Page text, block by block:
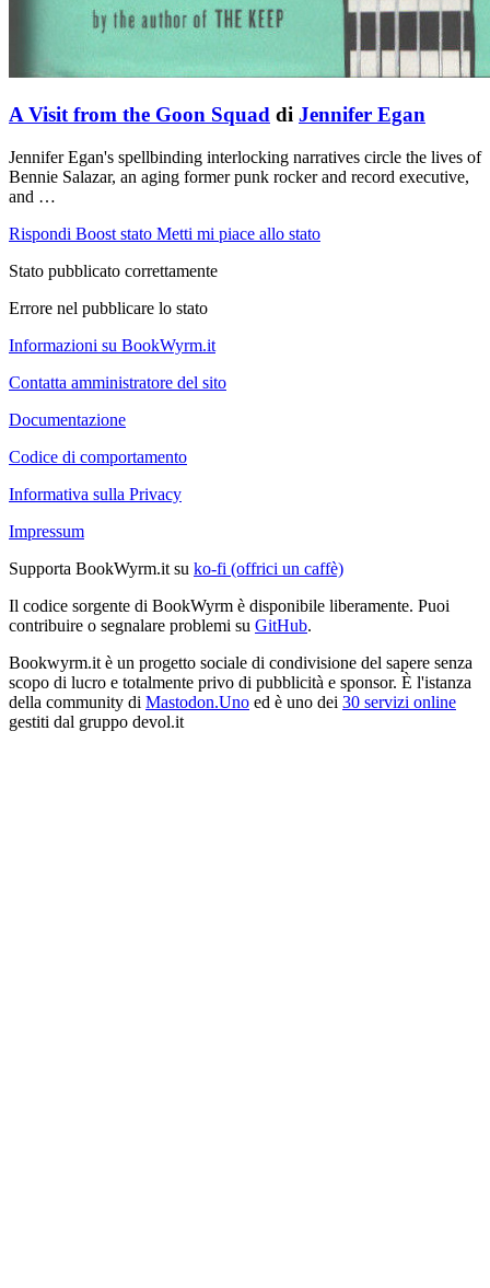
A Visit from the Goon Squad di Jennifer Egan
Jennifer Egan's spellbinding interlocking narratives circle the lives of
Bennie Salazar, an aging former punk rocker and record executive,
and …
Rispondi Boost stato Metti mi piace allo stato
Stato pubblicato correttamente
Errore nel pubblicare lo stato
Informazioni su BookWyrm.it
Contatta amministratore del sito
Documentazione
Codice di comportamento
Informativa sulla Privacy
Impressum
Supporta BookWyrm.it su ko-fi (offrici un caffè)
Il codice sorgente di BookWyrm è disponibile liberamente. Puoi
contribuire o segnalare problemi su GitHub.
Bookwyrm.it è un progetto sociale di condivisione del sapere senza
scopo di lucro e totalmente privo di pubblicità e sponsor. È l'istanza
della community di Mastodon.Uno ed è uno dei 30 servizi online
gestiti dal gruppo devol.it